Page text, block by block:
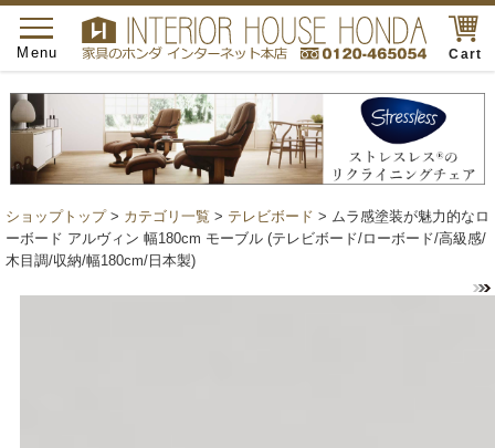
Cart
toggle
navigation
Menu
ショップトップ> カテゴリ一覧 > テレビボード > ムラ感塗装が魅力的なロ
ーボード アルヴィン 幅180cm モーブル (テレビボード/ローボード/高級感/
木目調/収納/幅180cm/日本製)